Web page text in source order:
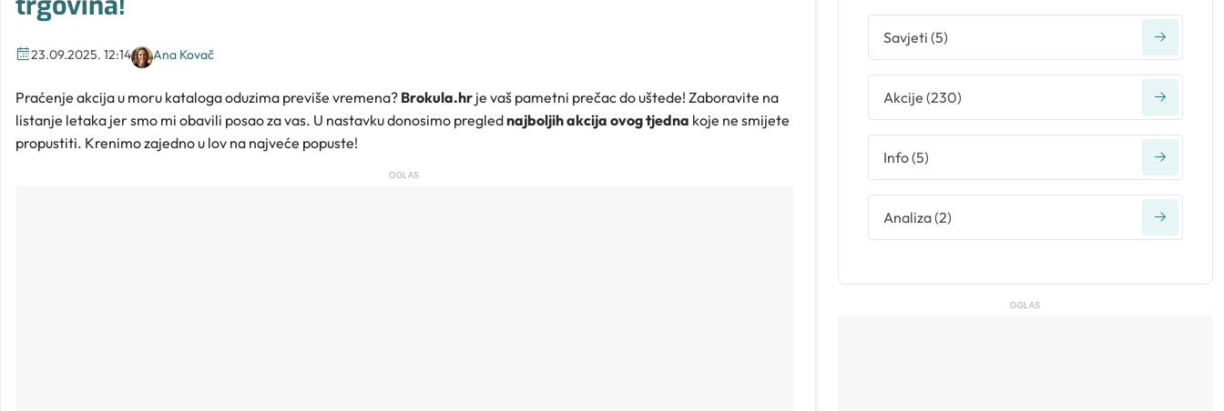
23.09.2025. 12:14 Ana Kovač
Praćenje akcija u moru kataloga oduzima previše vremena? Brokula.hr je vaš pametni prečac do uštede! Zaboravite na
listanje letaka jer smo mi obavili posao za vas. U nastavku donosimo preglednajboljih akcija ovog tjedna koje ne smijete
propustiti. Krenimo zajedno u lov na najveće popuste!
OGLAS
Savjeti (5)
Akcije (230)
Info(5)
Analiza(2)
OGLAS